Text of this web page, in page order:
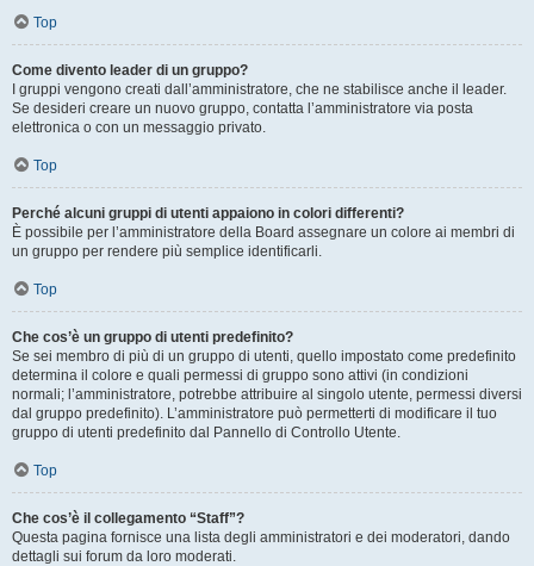
Top
Come divento leader di un gruppo?
I gruppi vengono creati dall’amministratore, che ne stabilisce anche il leader.
Se desideri creare un nuovo gruppo, contatta l’amministratore via posta
elettronica o con un messaggio privato.
Top
Perché alcuni gruppi di utenti appaiono in colori differenti?
È possibile per l’amministratore della Board assegnare un colore ai membri di
un gruppo per rendere più semplice identificarli.
Top
Che cos’è un gruppo di utenti predefinito?
Se sei membro di più di un gruppo di utenti, quello impostato come predefinito
determina il colore e quali permessi di gruppo sono attivi (in condizioni
normali; l’amministratore, potrebbe attribuire al singolo utente, permessi diversi
dal gruppo predefinito). L’amministratore può permetterti di modificare il tuo
gruppo di utenti predefinito dal Pannello di Controllo Utente.
Top
Che cos’è il collegamento “Staff”?
Questa pagina fornisce una lista degli amministratori e dei moderatori, dando
dettagli sui forum da loro moderati.